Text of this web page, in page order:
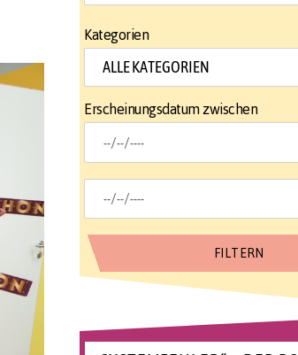
Kategorien
Erscheinungsdatum zwischen